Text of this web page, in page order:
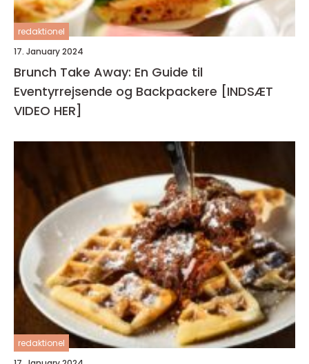
redaktionel
17. January 2024
Brunch Take Away: En Guide til
Eventyrrejsende og Backpackere [INDSÆT
VIDEO HER]
redaktionel